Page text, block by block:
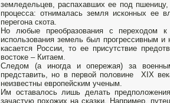
земледельцев, распахавших ее под
процесса: отнималась земля исконных ее
перегона скота.
Но любые преобразования с переходом к
использования земель был прогрессивным
касается России, то ее присутствие
востоке – Китаем.
Следом (а иногда и опережая) за
представить, но в первой половине XIX
неизвестны европейским ученым.
Им оставалось лишь делать
зачастую похожих на сказки. Например,